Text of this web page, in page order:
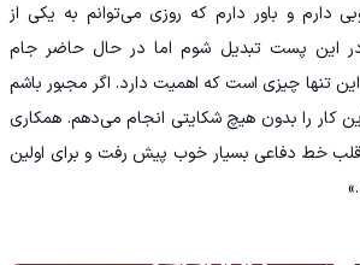
دارم و باور دارم که روزی می‌توانم به یکی از
در این پست تبدیل شوم اما در حال حاضر جام
تنها چیزی است که اهمیت دارد. اگر مجبور باشم
کار را بدون هیچ شکایتی انجام می‌دهم. همکاری
قلب خط دفاعی بسیار خوب پیش رفت و برای اولین